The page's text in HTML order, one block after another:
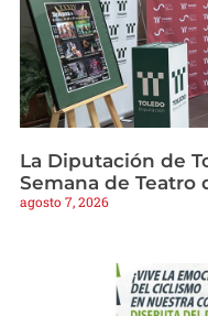
La Diputación de
Semana de Teatro
agosto 7, 2026